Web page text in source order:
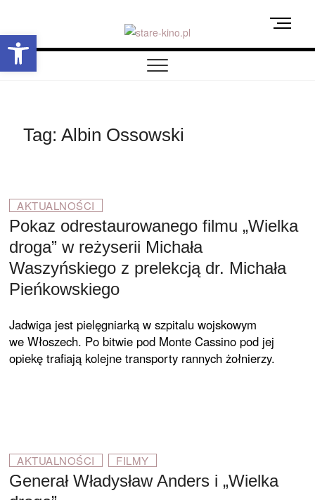
content
stare-kino.pl
ZAPRASZAMY
M
n
Tag:Albin Ossowski
AKTUALNOŚCI
Pokaz odrestaurowanego filmu „Wielka
droga” w reżyserii Michała
Waszyńskiego z prelekcją dr. Michała
Pieńkowskiego
Jadwiga jest pielęgniarką w szpitalu wojskowym
we Włoszech. Po bitwie pod Monte Cassino pod jej
opiekę trafiają kolejne transporty rannych żołnierzy.
AKTUALNOŚCI FILMY
Generał Władysław Anders i „Wielka
Otwórz pasek narzędzi